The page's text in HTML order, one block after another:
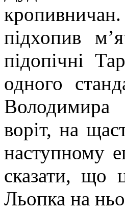
підхопив
підопічні
одного
Володимира
воріт, на
наступному
сказати, що
Льопка на